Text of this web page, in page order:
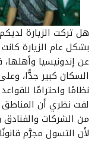
هل تركت الزيارة
بشكل عام الزيارة
عن إندونيسيا وأهلها،
السكان كبير جدًّا،
نظامًا واحترامًا
لفت نظري أن المناطق
من الشركات
لأن التسول مجرَّم